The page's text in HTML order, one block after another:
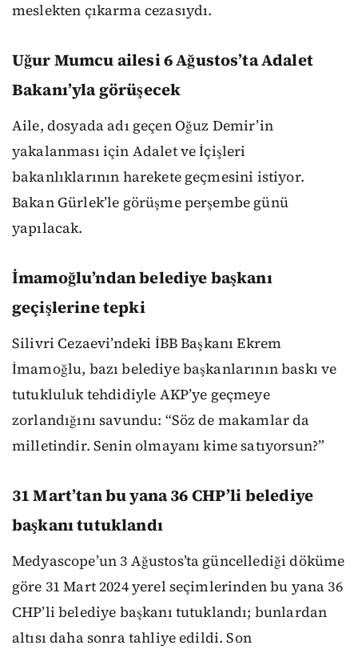
meslekten çıkarma cezasıydı.
Uğur Mumcu ailesi 6 Ağustos’ta Adalet
Bakanı’yla görüşecek
Aile, dosyada adı geçen Oğuz Demir’in
yakalanması için Adalet ve İçişleri
bakanlıklarının harekete geçmesini istiyor.
Bakan Gürlek’le görüşme perşembe günü
yapılacak.
İmamoğlu’ndan belediye başkanı
geçişlerine tepki
Silivri Cezaevi’ndeki İBB Başkanı Ekrem
İmamoğlu, bazı belediye başkanlarının baskı ve
tutukluluk tehdidiyle AKP’ye geçmeye
zorlandığını savundu: “Söz de makamlar da
milletindir. Senin olmayanı kime satıyorsun?”
31 Mart’tan bu yana 36 CHP’li belediye
başkanı tutuklandı
Medyascope’un 3 Ağustos’ta güncellediği döküme
göre 31 Mart 2024 yerel seçimlerinden bu yana 36
CHP’li belediye başkanı tutuklandı; bunlardan
altısı daha sonra tahliye edildi. Son